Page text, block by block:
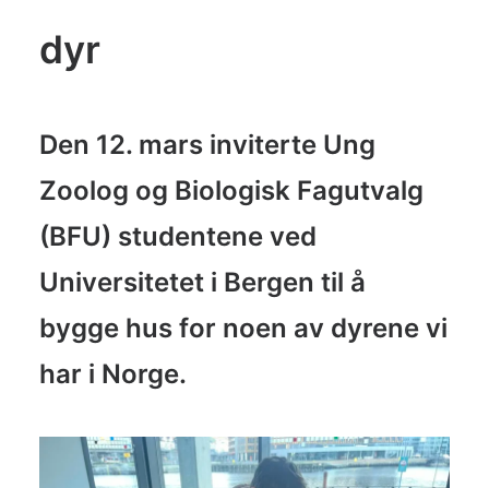
dyr
Den 12. mars inviterte Ung
Zoolog og Biologisk Fagutvalg
(BFU) studentene ved
Universitetet i Bergen til å
bygge hus for noen av dyrene vi
har i Norge.